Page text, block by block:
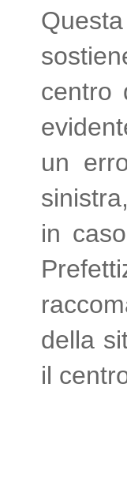
centro
un
in
della
il